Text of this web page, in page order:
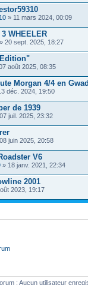
» 11 mars 2024, 00:09
WHEELER
» 20 sept. 2025, 18:27
août 2025, 08:35
Morgan 4/4 en
déc. 2024, 19:50
de 1939
juil. 2025, 23:32
juin 2025, 20:58
V6
» 18 janv. 2021, 22:34
2001
2023, 19:17
: Aucun utilisateur